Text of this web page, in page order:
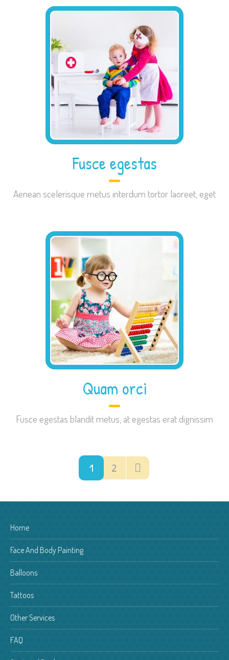
Fusce egestas
Aenean scelerisque metus interdum tortor laoreet, eget
Quam orci
Fusce egestas blandit metus, at egestas erat dignissim
1 2
Home
Face And Body Painting
Balloons
Tattoos
Other Services
FAQ